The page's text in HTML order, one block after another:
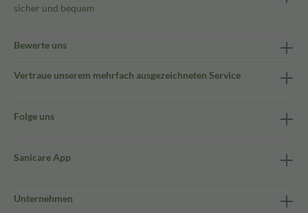
sicher und bequem
Bewerte uns
Vertraue unserem mehrfach ausgezeichneten Service
Folge uns
Sanicare App
Unternehmen